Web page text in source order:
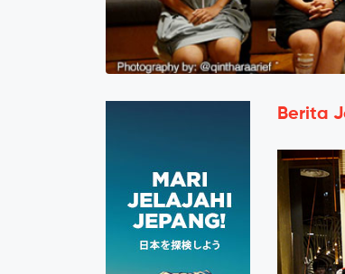
Berita